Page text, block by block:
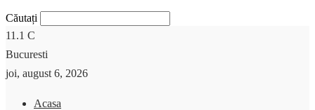
Căutați
11.1 C
Bucuresti
joi, august 6, 2026
Acasa